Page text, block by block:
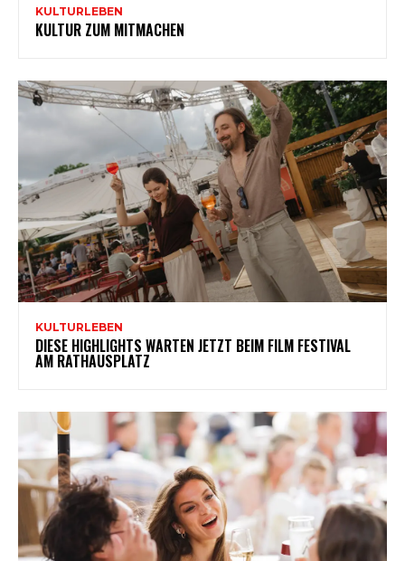
KULTURLEBEN
KULTUR ZUM MITMACHEN
KULTURLEBEN
DIESE HIGHLIGHTS WARTEN JETZT BEIM FILM FESTIVAL
AM RATHAUSPLATZ